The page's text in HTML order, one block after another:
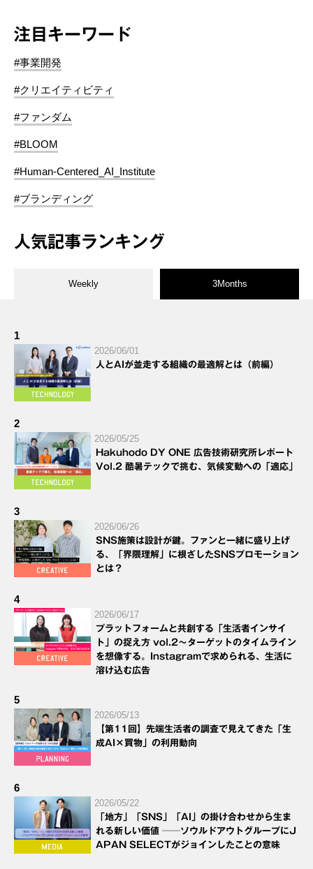
注目キーワード
#事業開発
#クリエイティビティ
#ファンダム
#BLOOM
#Human-Centered_AI_Institute
#ブランディング
人気記事ランキング
Weekly 3Months
1
2026/06/01
人とAIが並走する組織の最適解とは（前編）
2
2026/05/25
Hakuhodo DY ONE 広告技術研究所レポート
Vol.2 酷暑テックで挑む、気候変動への「適応」
3
2026/06/26
SNS施策は設計が鍵。ファンと一緒に盛り上げ
る、「界隈理解」に根ざしたSNSプロモーション
とは？
4
2026/06/17
プラットフォームと共創する「生活者インサイ
ト」の捉え方 vol.2～ターゲットのタイムライン
を想像する。Instagramで求められる、生活に
溶け込む広告
5
2026/05/13
【第11回】先端生活者の調査で見えてきた「生
成AI×買物」の利用動向
6
2026/05/22
「地方」「SNS」「AI」の掛け合わせから生ま
れる新しい価値 ──ソウルドアウトグループにJ
APAN SELECTがジョインしたことの意味